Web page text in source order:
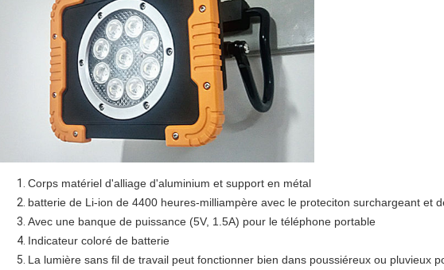
Corps matériel d'alliage d'aluminium et support en métal
batterie de Li-ion de 4400 heures-milliampère avec le proteciton surchargeant et
Avec une banque de puissance (5V, 1.5A) pour le téléphone portable
Indicateur coloré de batterie
La lumière sans fil de travail peut fonctionner bien dans poussiéreux ou pluvieux